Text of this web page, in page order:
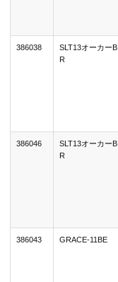
386038
SLT13オーカーB
R
386046
SLT13オーカーB
R
386043 GRACE-11BE